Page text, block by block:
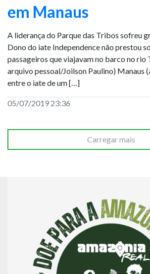
em Manaus
A liderança do Parque das Tribos sofreu
Dono do iate Independence não prestou
passageiros que viajavam no barco no rio
arquivo pessoal/Joilson Paulino) Manaus
entre o iate de um […]
05/07/2019 23:36
Carregar mais